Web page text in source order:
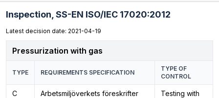
Inspection, SS-EN ISO/IEC 17020:2012
Latest decision date: 2021-04-19
Pressurization with gas
TYPE REQUIREMENTS SPECIFICATION
TYPE OF
CONTROL
C
Arbetsmiljöverkets föreskrifter
Testing with